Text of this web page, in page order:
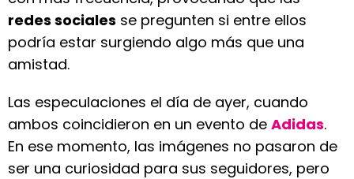
redes sociales se pregunten si entre ellos
podría estar surgiendo algo más que una
amistad.
Las especulaciones el día de ayer, cuando
ambos coincidieron en un evento de Adidas.
En ese momento, las imágenes no pasaron de
ser una curiosidad para sus seguidores, pero